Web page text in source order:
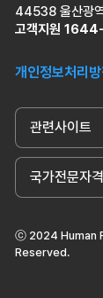
44538 울산광
고객지원
개인정보처리방
관련사이트
국가전문자
ⓒ 2024 Human
Reserved.